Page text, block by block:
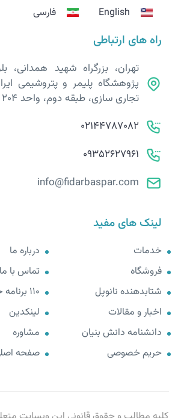
English فارسی
راه های ارتباطی
تهران، بزرگراه شهید همدانی،
پژوهشگاه پلیمر و پتروشیمی
تجاری سازی، طبقه دوم، واحد 204
02144787082
09352627961
info@fidarbaspar.com
لینک های مفید
خدمات
فروشگاه
شتابدهنده نانوپل
اخبار و مقالات
دانشنامه دانش بنیان
حریم خصوصی
درباره ما
تماس با ما
110 برنامه حمایتی
لینکدین
مشاوره
صفحه